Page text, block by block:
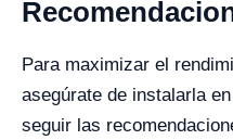
Para maximizar el
asegúrate de instalarla
seguir las